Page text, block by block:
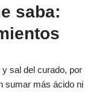
saba:
sal del curado, por
sumar más ácido ni